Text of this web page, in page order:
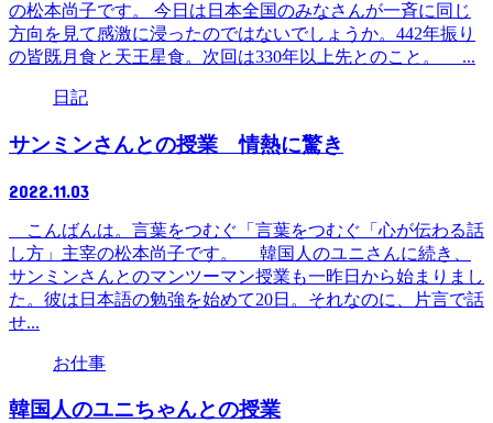
の松本尚子です。 今日は日本全国のみなさんが一斉に同じ
方向を見て感激に浸ったのではないでしょうか。442年振り
の皆既月食と天王星食。次回は330年以上先とのこと。 ...
日記
サンミンさんとの授業 情熱に驚き
2022.11.03
こんばんは。言葉をつむぐ「言葉をつむぐ「心が伝わる話
し方」主宰の松本尚子です。 韓国人のユニさんに続き、
サンミンさんとのマンツーマン授業も一昨日から始まりまし
た。彼は日本語の勉強を始めて20日。それなのに、片言で話
せ...
お仕事
韓国人のユニちゃんとの授業